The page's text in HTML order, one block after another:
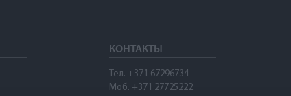
КОНТАКТЫ
Тел. +371 67296734
Моб. +371 27725222